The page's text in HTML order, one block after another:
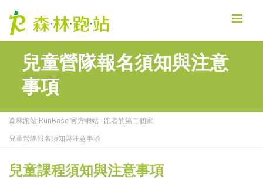
兒童營隊報名須知與注意
事項
森林跑站 RunBase 官方網站 - 跑者的第二個家
兒童營隊報名須知與注意事項
兒童課程須知與注意事項